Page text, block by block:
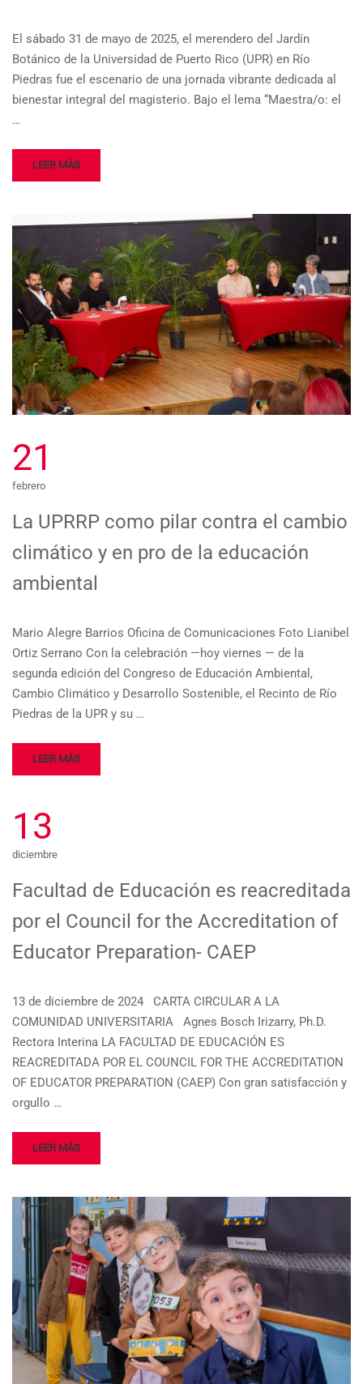
El sábado 31 de mayo de 2025, el merendero del Jardín
Botánico de la Universidad de Puerto Rico (UPR) en Río
Piedras fue el escenario de una jornada vibrante dedicada al
bienestar integral del magisterio. Bajo el lema “Maestra/o: el
…
LEER MÁS
21
febrero
La UPRRP como pilar contra el cambio
climático y en pro de la educación
ambiental
Mario Alegre Barrios Oficina de Comunicaciones Foto Lianibel
Ortiz Serrano Con la celebración —hoy viernes — de la
segunda edición del Congreso de Educación Ambiental,
Cambio Climático y Desarrollo Sostenible, el Recinto de Río
Piedras de la UPR y su …
LEER MÁS
13
diciembre
Facultad de Educación es reacreditada
por el Council for the Accreditation of
Educator Preparation- CAEP
13 de diciembre de 2024 CARTA CIRCULAR A LA
COMUNIDAD UNIVERSITARIA Agnes Bosch Irizarry, Ph.D.
Rectora Interina LA FACULTAD DE EDUCACIÓN ES
REACREDITADA POR EL COUNCIL FOR THE ACCREDITATION
OF EDUCATOR PREPARATION (CAEP) Con gran satisfacción y
orgullo …
LEER MÁS